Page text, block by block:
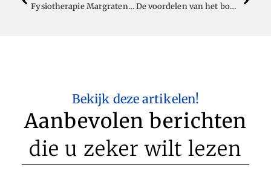
Fysiotherapie Margraten: voor persoonlijke en gespecialiseerde zorg De voordelen van het boeken van een luxe reis bij een reisbureau
Bekijk deze artikelen!
Aanbevolen berichten
die u zeker wilt lezen